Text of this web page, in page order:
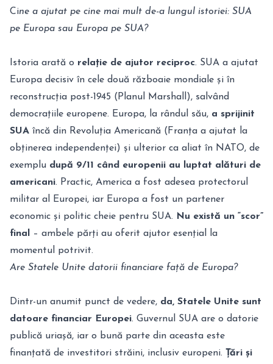
Cine a ajutat pe cine mai mult de-a lungul istoriei: SUA
pe Europa sau Europa pe SUA?
Istoria arată o relație de ajutor reciproc. SUA a ajutat
Europa decisiv în cele două războaie mondiale și în
reconstrucția post-1945 (Planul Marshall), salvând
democrațiile europene. Europa, la rândul său, a sprijinit
SUA încă din Revoluția Americană (Franța a ajutat la
obținerea independenței) și ulterior ca aliat în NATO, de
exemplu după 9/11 când europenii au luptat alături de
americani. Practic, America a fost adesea protectorul
militar al Europei, iar Europa a fost un partener
economic și politic cheie pentru SUA.
Nu există un “scor”
final
– ambele părți au oferit ajutor esențial la
momentul potrivit.
Are Statele Unite datorii financiare față de Europa?
Dintr-un anumit punct de vedere, da, Statele Unite sunt
datoare financiar Europei. Guvernul SUA are o datorie
publică uriașă, iar o bună parte din aceasta este
finanțată de investitori străini, inclusiv europeni. Țări și